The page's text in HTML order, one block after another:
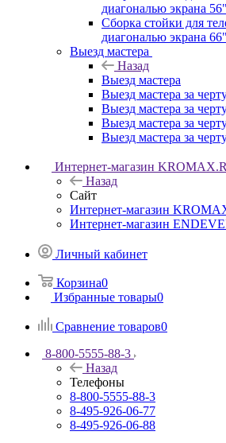
диагональю экрана
Сборка стойки для
диагональю экрана
Выезд мастера
Назад
Выезд мастера
Выезд мастера за
Выезд мастера за
Выезд мастера за
Выезд мастера за
Интернет-магазин
Назад
Сайт
Интернет-магазин
Интернет-магазин
Личный кабинет
Корзина0
Избранные товары0
Сравнение товаров0
8-800-5555-88-3
Назад
Телефоны
8-800-5555-88-3
8-495-926-06-77
8-495-926-06-88